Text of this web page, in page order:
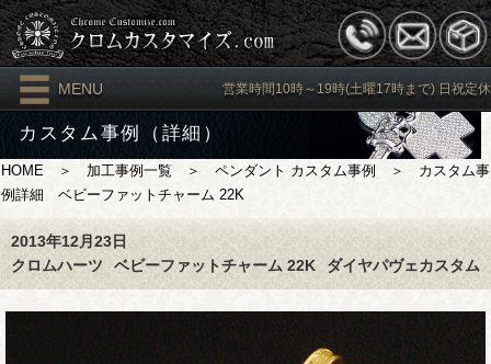
MENU 営業時間10時～19時(土曜17時まで) 日祝定休
カスタム事例（詳細）
HOME ＞ 加工事例一覧 ＞ ペンダント カスタム事例
＞ カスタム事
例詳細 ベビーファットチャーム 22K
2013年12月23日
クロムハーツ
ベビーファットチャーム 22K ダイヤパヴェカスタム